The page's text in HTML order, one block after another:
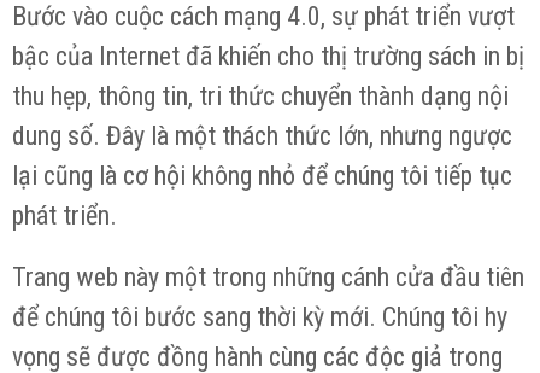
Bước vào cuộc cách mạng 4.0, sự phát triển vượt
bậc của Internet đã khiến cho thị trường sách in bị
thu hẹp, thông tin, tri thức chuyển thành dạng nội
dung số. Đây là một thách thức lớn, nhưng ngược
lại cũng là cơ hội không nhỏ để chúng tôi tiếp tục
phát triển.
Trang web này một trong những cánh cửa đầu tiên
để chúng tôi bước sang thời kỳ mới. Chúng tôi hy
vọng sẽ được đồng hành cùng các độc giả trong